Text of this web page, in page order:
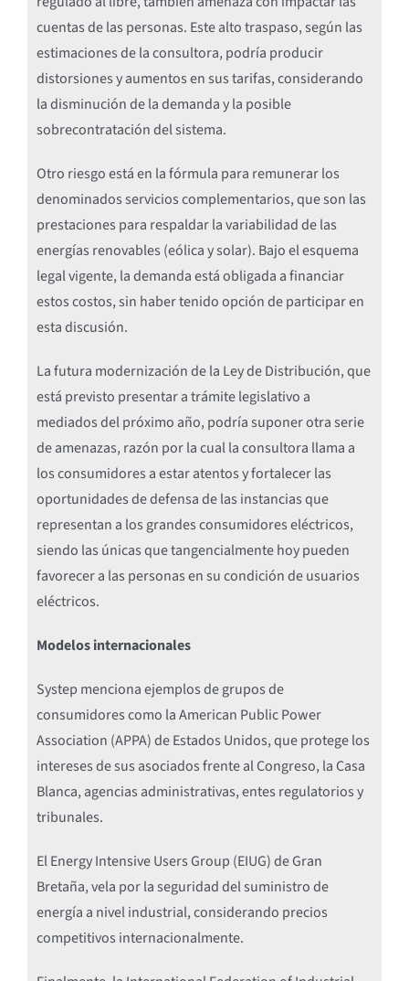
cuentas de las personas. Este alto traspaso, según las
estimaciones de la consultora, podría producir
distorsiones y aumentos en sus tarifas, considerando
la disminución de la demanda y la posible
sobrecontratación del sistema.
Otro riesgo está en la fórmula para remunerar los
denominados servicios complementarios, que son las
prestaciones para respaldar la variabilidad de las
energías renovables (eólica y solar). Bajo el esquema
legal vigente, la demanda está obligada a financiar
estos costos, sin haber tenido opción de participar en
esta discusión.
La futura modernización de la Ley de Distribución, que
está previsto presentar a trámite legislativo a
mediados del próximo año, podría suponer otra serie
de amenazas, razón por la cual la consultora llama a
los consumidores a estar atentos y fortalecer las
oportunidades de defensa de las instancias que
representan a los grandes consumidores eléctricos,
siendo las únicas que tangencialmente hoy pueden
favorecer a las personas en su condición de usuarios
eléctricos.
Modelos internacionales
Systep menciona ejemplos de grupos de
consumidores como la American Public Power
Association (APPA) de Estados Unidos, que protege los
intereses de sus asociados frente al Congreso, la Casa
Blanca, agencias administrativas, entes regulatorios y
tribunales.
El Energy Intensive Users Group (EIUG) de Gran
Bretaña, vela por la seguridad del suministro de
energía a nivel industrial, considerando precios
competitivos internacionalmente.